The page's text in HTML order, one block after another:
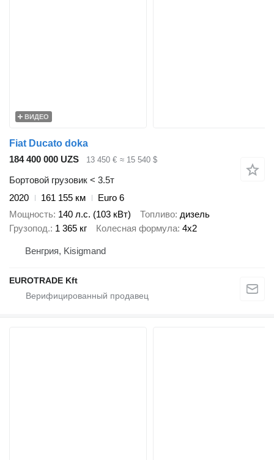
ВИДЕО
Fiat Ducato doka
184 400 000 UZS
13 450 € ≈ 15 540 $
Бортовой грузовик < 3.5т
2020
161 155 км
Euro 6
Мощность 140 л.с. (103 кВт) Топливо дизель
Грузопод. 1 365 кг Колесная формула 4x2
Венгрия, Kisigmand
EUROTRADE Kft